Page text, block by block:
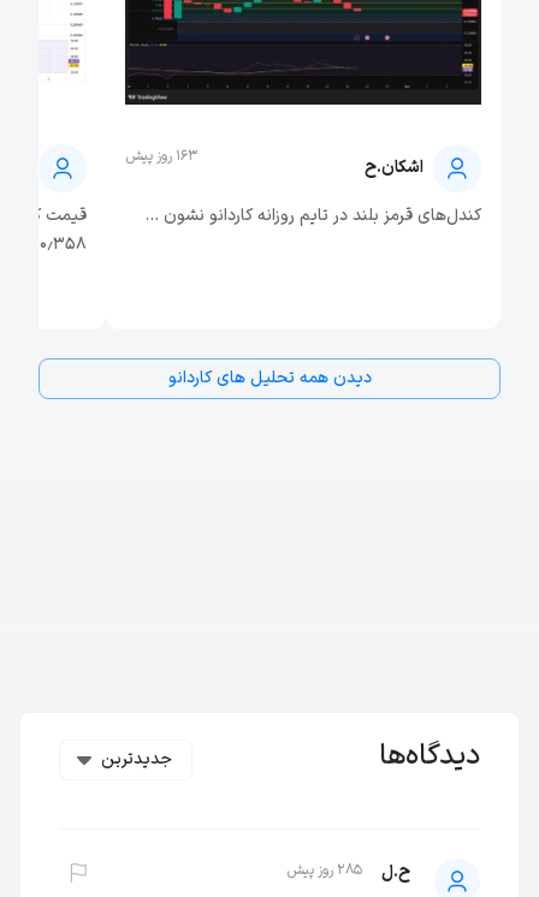
اشکان.ح 163 روز پیش
کندل‌های قرمز بلند در تایم روزانه کاردانو نشون ...
قیمت
۰٫۳۵۸...
دیدن همه تحلیل‌ های کاردانو
دیدگاه‌ها جدیدترین
ح.ل 285 روز پیش